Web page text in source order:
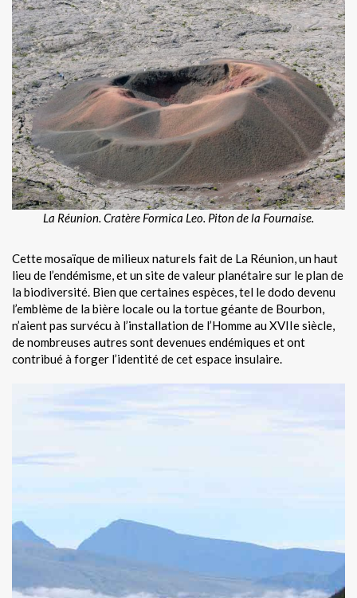
La Réunion. Cratère Formica Leo. Piton de la Fournaise.
Cette mosaïque de milieux naturels fait de La Réunion, un haut
lieu de l’endémisme, et un site de valeur planétaire sur le plan de
la biodiversité. Bien que certaines espèces, tel le dodo devenu
l’emblème de la bière locale ou la tortue géante de Bourbon,
n’aient pas survécu à l’installation de l’Homme au XVIIe siècle,
de nombreuses autres sont devenues endémiques et ont
contribué à forger l’identité de cet espace insulaire.